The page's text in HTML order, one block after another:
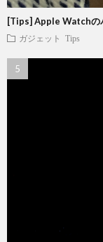
[Tips] Apple Watchの
ガジェット Tips